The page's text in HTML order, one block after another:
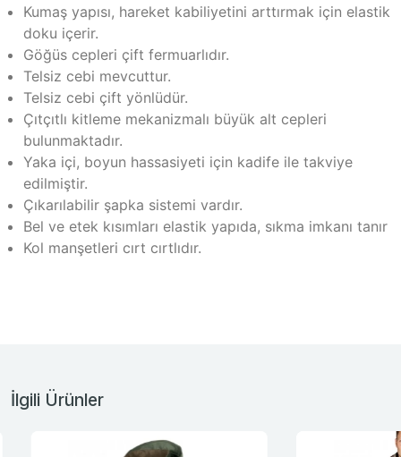
Kumaş yapısı, hareket kabiliyetini arttırmak için elastik
doku içerir.
Göğüs cepleri çift fermuarlıdır.
Telsiz cebi mevcuttur.
Telsiz cebi çift yönlüdür.
Çıtçıtlı kitleme mekanizmalı büyük alt cepleri
bulunmaktadır.
Yaka içi, boyun hassasiyeti için kadife ile takviye
edilmiştir.
Çıkarılabilir şapka sistemi vardır.
Bel ve etek kısımları elastik yapıda, sıkma imkanı tanır
Kol manşetleri cırt cırtlıdır.
İlgili Ürünler